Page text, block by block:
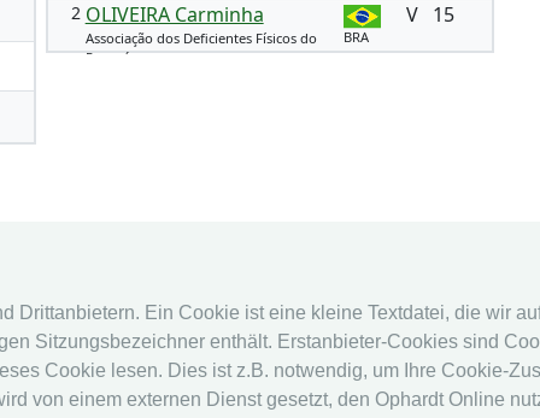
Drittanbietern. Ein Cookie ist eine kleine Textdatei, die wir
Sitzungsbezeichner enthält. Erstanbieter-Cookies sind
Cookie lesen. Dies ist z.B. notwendig, um Ihre Cookie-
von einem externen Dienst gesetzt, den Ophardt Online
2 OLIVEIRA Carminha
Associação dos Deficientes Físicos do
Paraná
BRA
V 15
fencingworldwide
Archiv
Videos
Online
Online
Kalender